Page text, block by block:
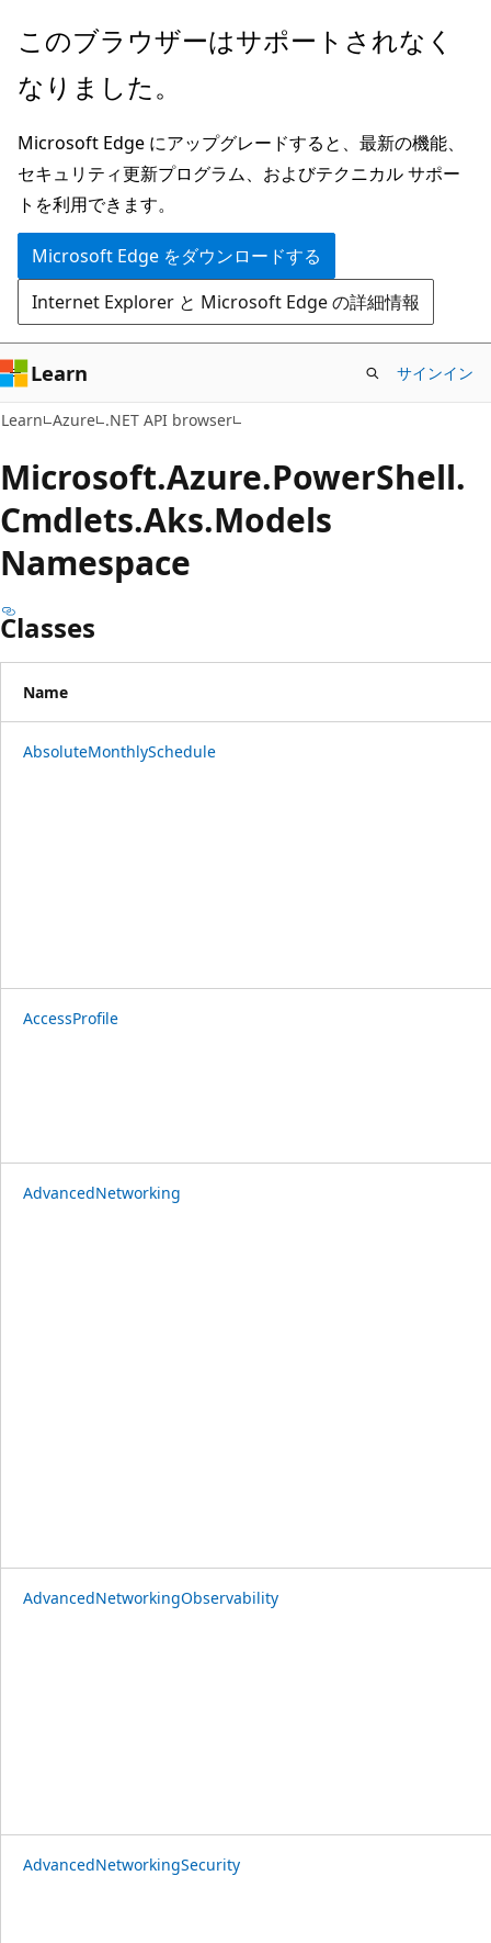
メ
ン
ン
テ
ン
ツ
に
ス
キ
ッ
プ
ペ
ジ
ナ
ビ
ゲ
ー
シ
ョ
ン
に
ス
キ
ッ
プ
このブラウザーはサポートされなく
なりました。
Microsoft Edge にアップグレードすると、最新の機能、
セキュリティ更新プログラム、およびテクニカル サポー
トを利用できます。
Microsoft Edge をダウンロードする
Internet Explorer と Microsoft Edge の詳細情報
Learn サインイン
Learn Azure .NET API browser
Microsoft.Azure.PowerShell.
Cmdlets.Aks.Models
Namespace
Classes
Name
AbsoluteMonthlySchedule
AccessProfile
AdvancedNetworking
AdvancedNetworkingObservability
AdvancedNetworkingSecurity